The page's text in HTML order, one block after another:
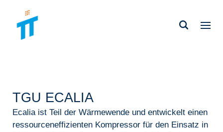
TGU ECALIA
Ecalia ist Teil der Wärmewende und entwickelt einen
ressourceneffizienten Kompressor für den Einsatz in